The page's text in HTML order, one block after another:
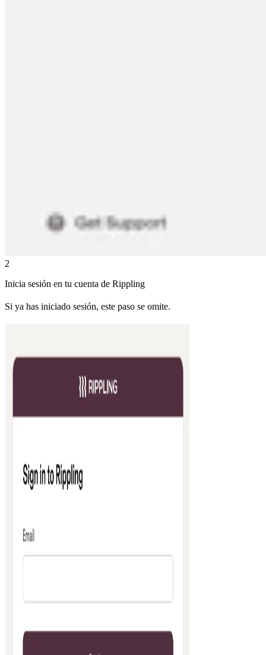
2
Inicia sesión en tu cuenta de Rippling
Si ya has iniciado sesión, este paso se omite.